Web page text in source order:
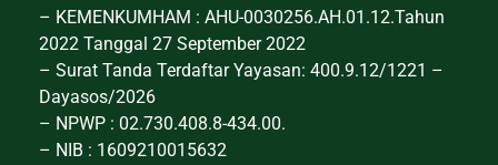
– KEMENKUMHAM : AHU-0030256.AH.01.12.Tahun
2022 Tanggal 27 September 2022
– Surat Tanda Terdaftar Yayasan: 400.9.12/1221 –
Dayasos/2026
– NPWP : 02.730.408.8-434.00.
– NIB : 1609210015632